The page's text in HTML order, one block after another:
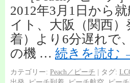
2012年3月1日から
イト、大阪（関西
着）より6分遅れで
の機 … 続きを読む
カテゴリー: Peach／ピーチ | タグ: